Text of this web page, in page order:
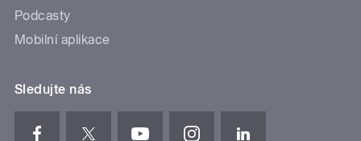
Podcasty
Mobilní aplikace
Sledujte nás